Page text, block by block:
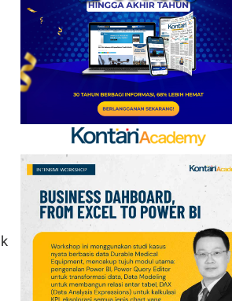
7
Arsenal Perpanjang
Kerja Sama dengan
Emirates hingga 2033, Ini
Detail Kemitraannya
Apa Saja Syarat
Pencairan JHT 10%? Cek
Dokumen dan Panduan
untuk Peserta BPJSTK
9
Promo Alfamart Murah
Banget 7–13 Agustus
2026, Sunlight hingga
Bebelac Diskon